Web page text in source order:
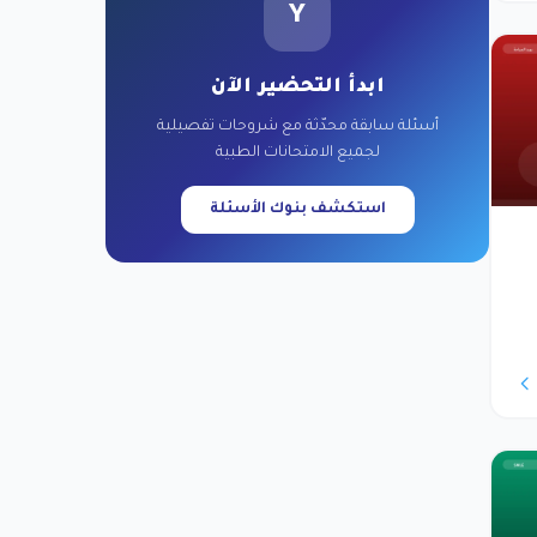
Y
ابدأ التحضير الآن
أسئلة سابقة محدّثة مع شروحات تفصيلية
لجميع الامتحانات الطبية
استكشف بنوك الأسئلة